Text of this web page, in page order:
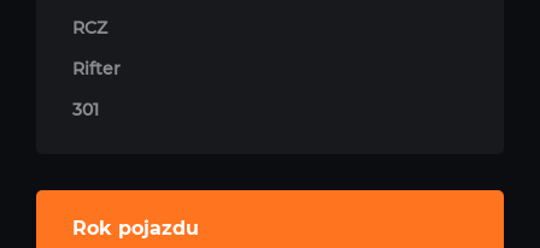
RCZ
Rifter
301
Rok pojazdu